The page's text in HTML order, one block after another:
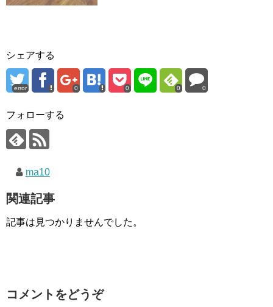
シェアする
error 0 0 0 0
フォローする
ma10
関連記事
記事は見つかりませんでした。
コメントをどうぞ